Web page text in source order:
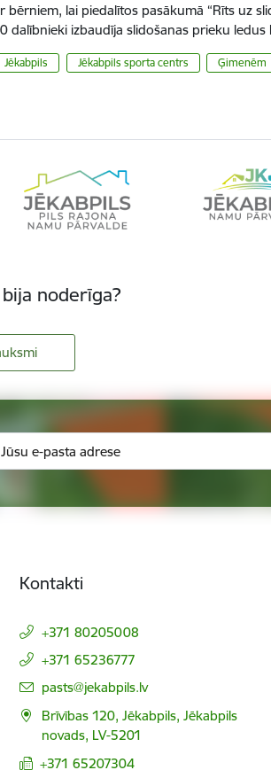
bērniem, lai piedalītos pasākumā “Rīts uz
dalībnieki izbaudīja slidošanas prieku
Jēkabpils Jēkabpils sporta centrs Ģimenēm
noderīga?
Kontakti
+371 80205008
+371 65236777
E-pasts:
pasts@jekabpils.lv
Brīvības 120, Jēkabpils, Jēkabpils
novads, LV-5201
+371 65207304